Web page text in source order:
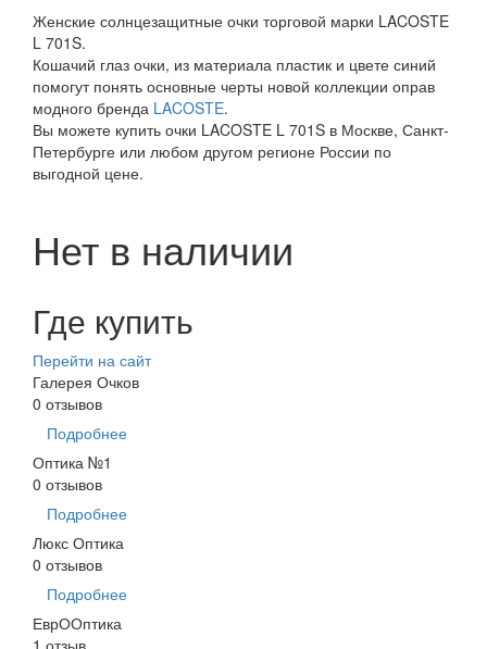
Женские солнцезащитные очки торговой марки LACOSTE
L 701S.
Кошачий глаз очки, из материала пластик и цвете синий
помогут понять основные черты новой коллекции оправ
модного бренда LACOSTE.
Вы можете купить очки LACOSTE L 701S в Москве, Санкт-
Петербурге или любом другом регионе России по
выгодной цене.
Нет в наличии
Где купить
Перейти на сайт
Галерея Очков
0 отзывов
Подробнее
Оптика №1
0 отзывов
Подробнее
Люкс Оптика
0 отзывов
Подробнее
ЕврООптика
1 отзыв